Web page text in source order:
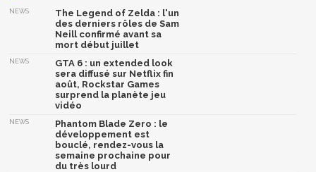
NEWS
The Legend of Zelda : l'un
des derniers rôles de Sam
Neill confirmé avant sa
mort début juillet
NEWS
GTA 6 : un extended look
sera diffusé sur Netflix fin
août, Rockstar Games
surprend la planète jeu
vidéo
NEWS
Phantom Blade Zero : le
développement est
bouclé, rendez-vous la
semaine prochaine pour
du très lourd